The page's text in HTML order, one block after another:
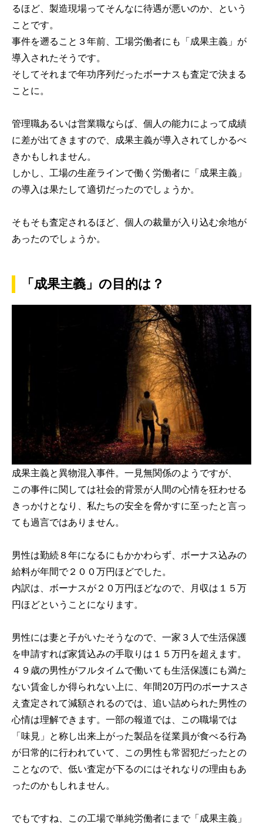
るほど、製造現場ってそんなに待遇が悪いのか、という
ことです。
事件を遡ること３年前、工場労働者にも「成果主義」が
導入されたそうです。
そしてそれまで年功序列だったボーナスも査定で決まる
ことに。
管理職あるいは営業職ならば、個人の能力によって成績
に差が出てきますので、成果主義が導入されてしかるべ
きかもしれません。
しかし、工場の生産ラインで働く労働者に「成果主義」
の導入は果たして適切だったのでしょうか。
そもそも査定されるほど、個人の裁量が入り込む余地が
あったのでしょうか。
「成果主義」の目的は？
成果主義と異物混入事件。一見無関係のようですが、
この事件に関しては社会的背景が人間の心情を狂わせる
きっかけとなり、私たちの安全を脅かすに至ったと言っ
ても過言ではありません。
男性は勤続８年になるにもかかわらず、ボーナス込みの
給料が年間で２００万円ほどでした。
内訳は、ボーナスが２０万円ほどなので、月収は１５万
円ほどということになります。
男性には妻と子がいたそうなので、一家３人で生活保護
を申請すれば家賃込みの手取りは１５万円を超えます。
４９歳の男性がフルタイムで働いても生活保護にも満た
ない賃金しか得られない上に、年間20万円のボーナスさ
え査定されて減額されるのでは、追い詰められた男性の
心情は理解できます。一部の報道では、この職場では
「味見」と称し出来上がった製品を従業員が食べる行為
が日常的に行われていて、この男性も常習犯だったとの
ことなので、低い査定が下るのにはそれなりの理由もあ
ったのかもしれません。
でもですね、この工場で単純労働者にまで「成果主義」